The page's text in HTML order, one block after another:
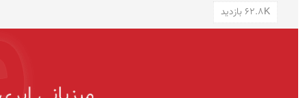
62.8K بازدید